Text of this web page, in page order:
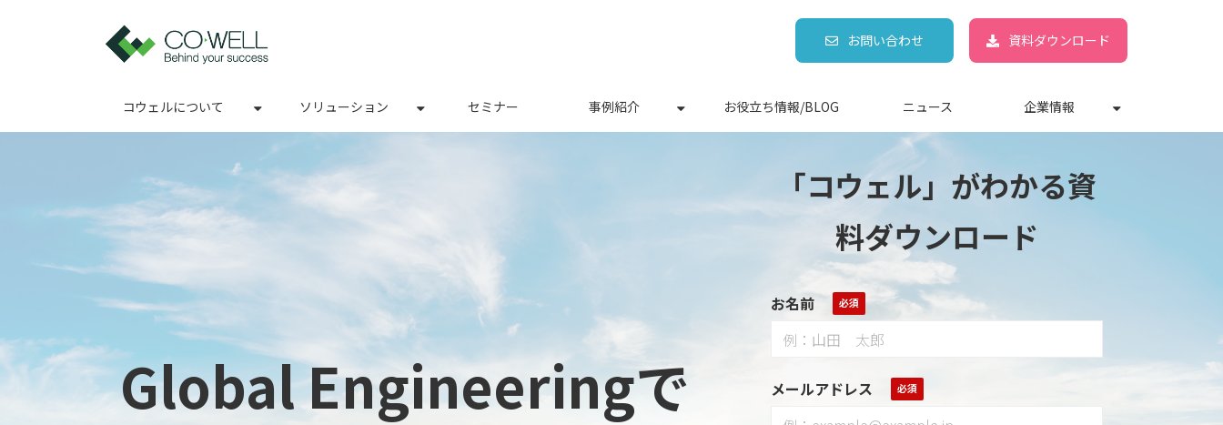
お問い合わせ 資料ダウンロード
コウェルについて ソリューション セミナー 事例紹介 お役立ち情報/BLOG ニュース 企業情報
Global Engineeringで
「コウェル」がわかる資
料ダウンロード
お名前
メールアドレス